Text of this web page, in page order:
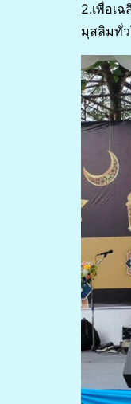
2.เพื่อเ
มุสลิมทั่